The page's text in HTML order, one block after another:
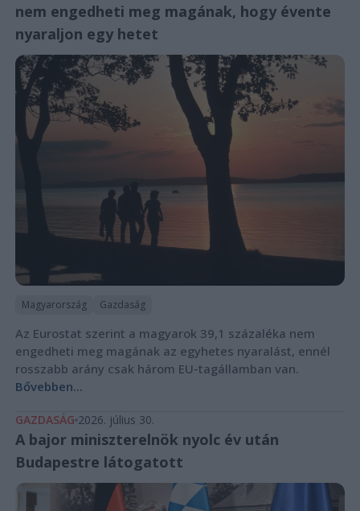
nem engedheti meg magának, hogy évente
nyaraljon egy hetet
Magyarország Gazdaság
Az Eurostat szerint a magyarok 39,1 százaléka nem
engedheti meg magának az egyhetes nyaralást, ennél
rosszabb arány csak három EU-tagállamban van.
Bővebben...
GAZDASÁG 2026. július 30.
A bajor miniszterelnök nyolc év után
Budapestre látogatott